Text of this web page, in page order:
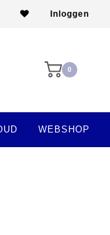
Inloggen
0
WEBSHOP